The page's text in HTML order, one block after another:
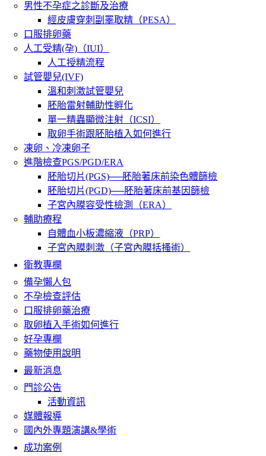
男性不孕症之診斷及治療
經皮膚穿刺副睪取精（PESA）
口服排卵藥
人工受精(孕)（IUI）
人工授精流程
試管嬰兒(IVF)
溫和刺激試管嬰兒
胚胎雷射輔助性孵化
單一精蟲顯微注射（ICSI）
取卵手術跟胚胎植入如何進行
凍卵、冷凍卵子
進階檢查PGS/PGD/ERA
胚胎切片(PGS)──胚胎著床前染色體篩檢
胚胎切片(PGD)──胚胎著床前基因篩檢
子宮內膜容受性檢測（ERA）
輔助療程
自體血小板濃縮液（PRP）
子宮內膜刺激（子宮內膜括搔術）
衛教專欄
備孕懶人包
不孕檢查評估
口服排卵藥治療
取卵植入手術如何進行
好孕專欄
藥物使用說明
最新消息
門診公告
活動資訊
媒體報導
國內外專題演講&學術
成功案例